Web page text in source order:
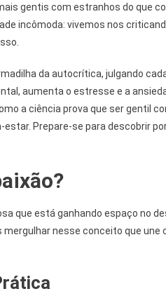
Viva
Com
E
Força
gentis com estranhos do que
incômoda: vivemos nos
da autocrítica, julgando
aumenta o estresse e a
a ciência prova que ser gentil
Prepare-se para descobrir
que está ganhando espaço no
nesse conceito que